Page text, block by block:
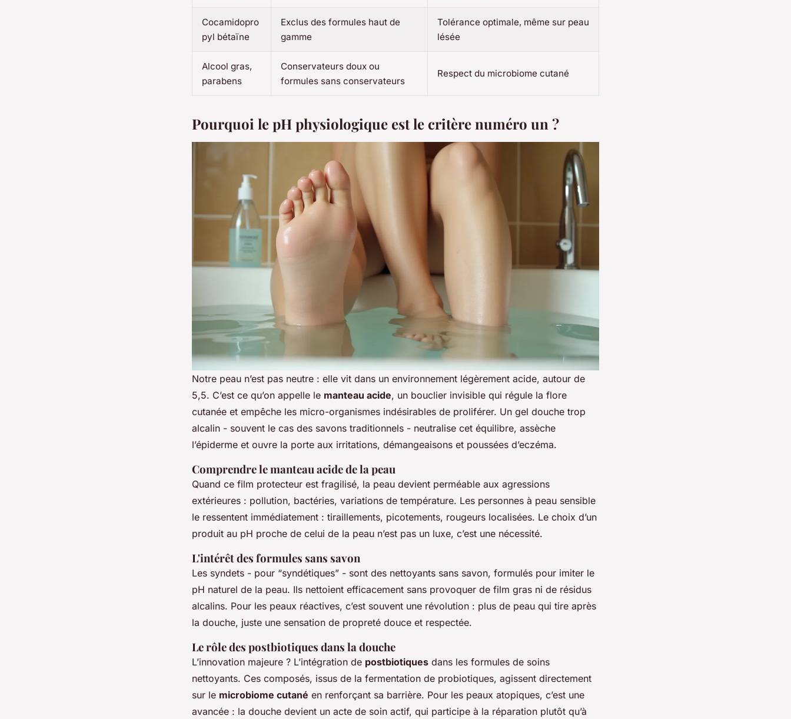
Cocamidopro
pyl bétaïne
Exclus des formules haut de
gamme
Tolérance optimale, même sur peau
lésée
Alcool gras,
parabens
Conservateurs doux ou
formules sans conservateurs
Respect du microbiome cutané
Pourquoi le pH physiologique est le critère numéro un ?
Notre peau n’est pas neutre : elle vit dans un environnement légèrement acide, autour de
5,5. C’est ce qu’on appelle le manteau acide, un bouclier invisible qui régule la flore
cutanée et empêche les micro-organismes indésirables de proliférer. Un gel douche trop
alcalin - souvent le cas des savons traditionnels - neutralise cet équilibre, assèche
l’épiderme et ouvre la porte aux irritations, démangeaisons et poussées d’eczéma.
Comprendre le manteau acide de la peau
Quand ce film protecteur est fragilisé, la peau devient perméable aux agressions
extérieures : pollution, bactéries, variations de température. Les personnes à peau sensible
le ressentent immédiatement : tiraillements, picotements, rougeurs localisées. Le choix d’un
produit au pH proche de celui de la peau n’est pas un luxe, c’est une nécessité.
L'intérêt des formules sans savon
Les syndets - pour “syndétiques” - sont des nettoyants sans savon, formulés pour imiter le
pH naturel de la peau. Ils nettoient efficacement sans provoquer de film gras ni de résidus
alcalins. Pour les peaux réactives, c’est souvent une révolution : plus de peau qui tire après
la douche, juste une sensation de propreté douce et respectée.
Le rôle des postbiotiques dans la douche
L’innovation majeure ? L’intégration de postbiotiques dans les formules de soins
nettoyants. Ces composés, issus de la fermentation de probiotiques, agissent directement
sur le microbiome cutané en renforçant sa barrière. Pour les peaux atopiques, c’est une
avancée : la douche devient un acte de soin actif, qui participe à la réparation plutôt qu’à